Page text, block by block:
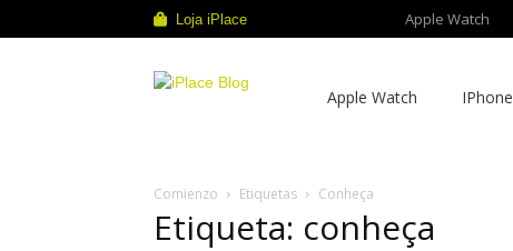
Loja iPlace Apple Watch
Apple Watch IPhone
Comienzo Etiquetas Conheça
Etiqueta: conheça